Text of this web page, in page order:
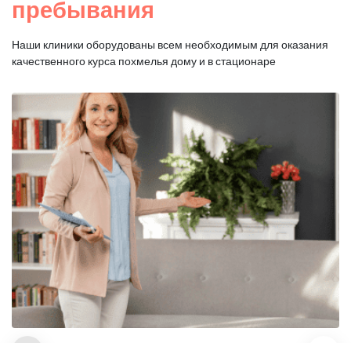
пребывания
Наши клиники оборудованы всем необходимым для оказания
качественного курса похмелья дому и в стационаре